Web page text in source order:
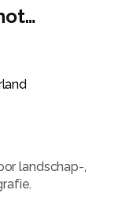
rparmentier-photography
landschap-,